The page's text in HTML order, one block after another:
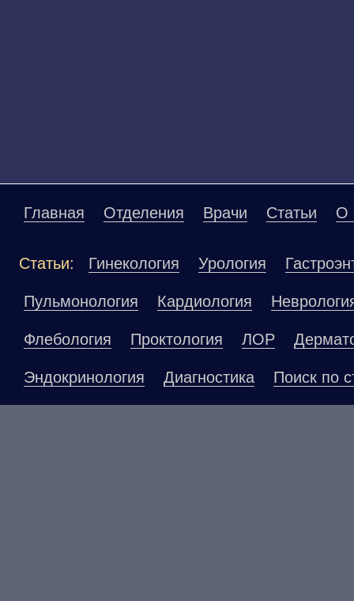
Главная Отделения Врачи Статьи О
Статьи: Гинекология Урология
Пульмонология Кардиология
Флебология Проктология ЛОР
Эндокринология Диагностика Поиск по